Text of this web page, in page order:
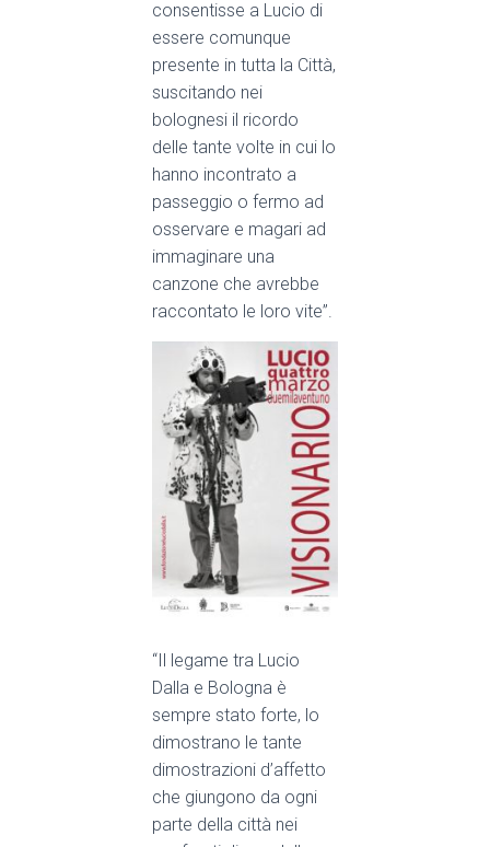
consentisse a Lucio di
essere comunque
presente in tutta la Città,
suscitando nei
bolognesi il ricordo
delle tante volte in cui lo
hanno incontrato a
passeggio o fermo ad
osservare e magari ad
immaginare una
canzone che avrebbe
raccontato le loro vite”.
“Il legame tra Lucio
Dalla e Bologna è
sempre stato forte, lo
dimostrano le tante
dimostrazioni d’affetto
che giungono da ogni
parte della città nei